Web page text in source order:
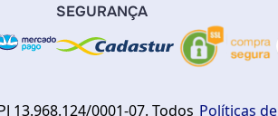
SEGURANÇA
13.968.124/0001-07. Todos Políticas de